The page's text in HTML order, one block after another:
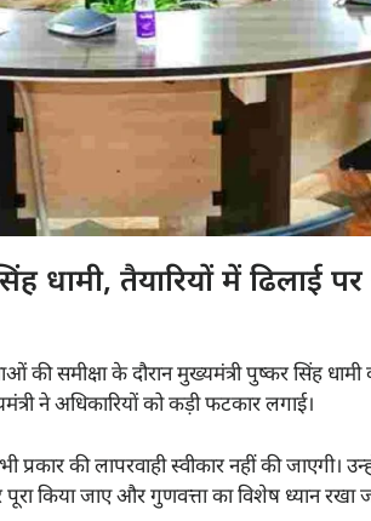
धामी, तैयारियों में ढिलाई
की समीक्षा के दौरान मुख्यमंत्री पुष्कर सिंह
ने अधिकारियों को कड़ी फटकार लगाई।
की लापरवाही स्वीकार नहीं की जाएगी।
किया जाए और गुणवत्ता का विशेष ध्यान रखा